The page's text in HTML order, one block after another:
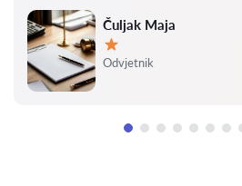
Čuljak Maja
Ocjena:
Odvjetnik